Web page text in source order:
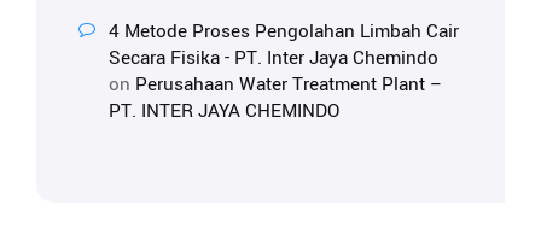
4 Metode Proses Pengolahan Limbah Cair
Secara Fisika - PT. Inter Jaya Chemindo
on Perusahaan Water Treatment Plant –
PT. INTER JAYA CHEMINDO